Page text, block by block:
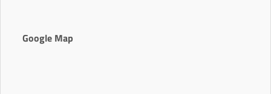
Google Map